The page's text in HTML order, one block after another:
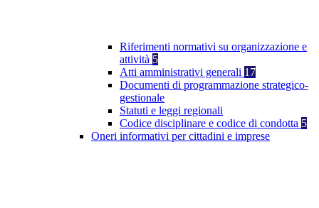
Riferimenti normativi su organizzazione e
attività 5
Atti amministrativi generali 17
Documenti di programmazione strategico-
gestionale
Statuti e leggi regionali
Codice disciplinare e codice di condotta 5
Oneri informativi per cittadini e imprese